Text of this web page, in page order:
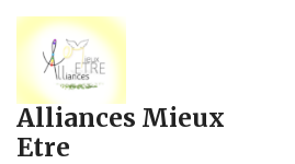
Aller
contenu
Alliances Mieux
Etre